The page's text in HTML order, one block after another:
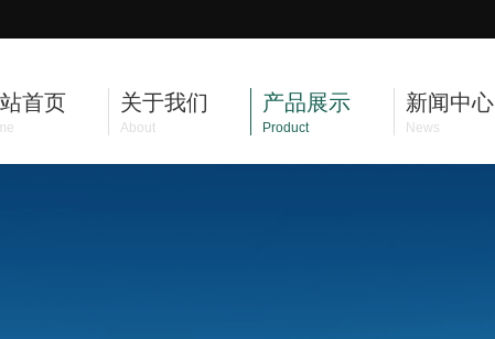
首页 关于我们
About
产品展示
Product
新闻中心
News